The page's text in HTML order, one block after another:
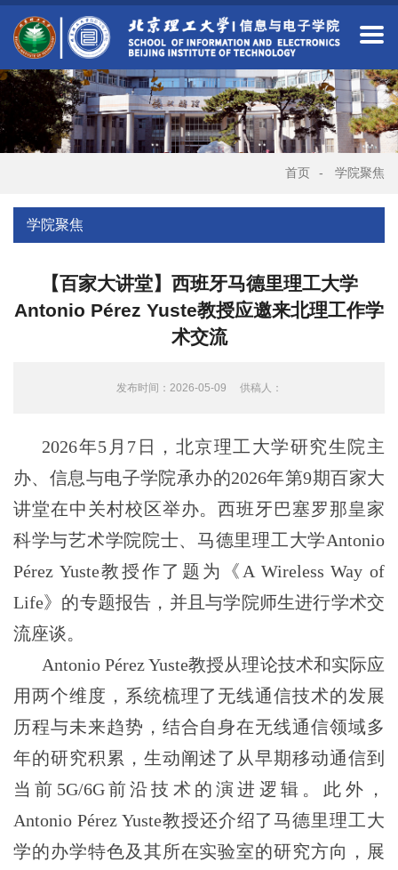
首页 - 学院聚焦
学院聚焦
【百家大讲堂】西班牙马德里理工大学
Antonio Pérez Yuste教授应邀来北理工作学
术交流
发布时间：2026-05-09 供稿人：
2026年5月7日，北京理工大学研究生院主
办、信息与电子学院承办的2026年第9期百家大
讲堂在中关村校区举办。西班牙巴塞罗那皇家
科学与艺术学院院士、马德里理工大学Antonio
Pérez Yuste教授作了题为《A Wireless Way of
Life》的专题报告，并且与学院师生进行学术交
流座谈。
Antonio Pérez Yuste教授从理论技术和实际应
用两个维度，系统梳理了无线通信技术的发展
历程与未来趋势，结合自身在无线通信领域多
年的研究积累，生动阐述了从早期移动通信到
当前5G/6G前沿技术的演进逻辑。此外，
Antonio Pérez Yuste教授还介绍了马德里理工大
学的办学特色及其所在实验室的研究方向，展